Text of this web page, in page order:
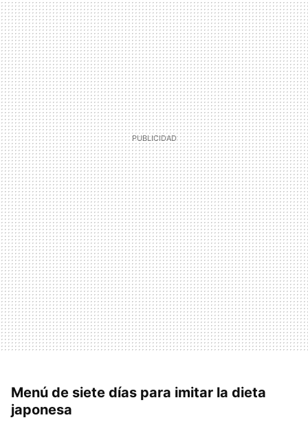
Menú de siete días para imitar la dieta
japonesa